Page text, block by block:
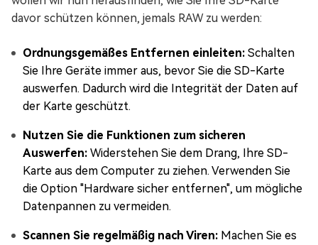
davor schützen können, jemals RAW zu werden:
Ordnungsgemäßes Entfernen einleiten: Schalten
Sie Ihre Geräte immer aus, bevor Sie die SD-Karte
auswerfen. Dadurch wird die Integrität der Daten auf
der Karte geschützt.
Nutzen Sie die Funktionen zum sicheren
Auswerfen: Widerstehen Sie dem Drang, Ihre SD-
Karte aus dem Computer zu ziehen. Verwenden Sie
die Option "Hardware sicher entfernen", um mögliche
Datenpannen zu vermeiden.
Scannen Sie regelmäßig nach Viren: Machen Sie es